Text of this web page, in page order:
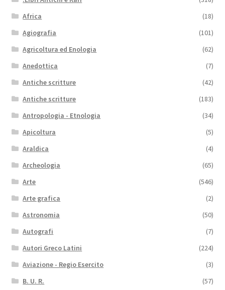
Africa
(18)
Agiografia
(101)
Agricoltura ed Enologia
(62)
Anedottica
(7)
Antiche scritture
(42)
Antiche scritture
(183)
Antropologia - Etnologia
(34)
Apicoltura
(5)
Araldica
(4)
Archeologia
(65)
Arte
(546)
Arte grafica
(2)
Astronomia
(50)
Autografi
(7)
Autori Greco Latini
(224)
Aviazione - Regio Esercito
(3)
B. U. R.
(57)